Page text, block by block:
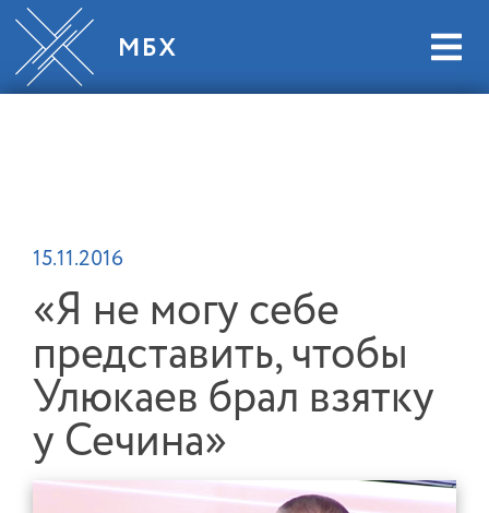
15.11.2016
«Я не могу себе
представить, чтобы
Улюкаев брал взятку
у Сечина»